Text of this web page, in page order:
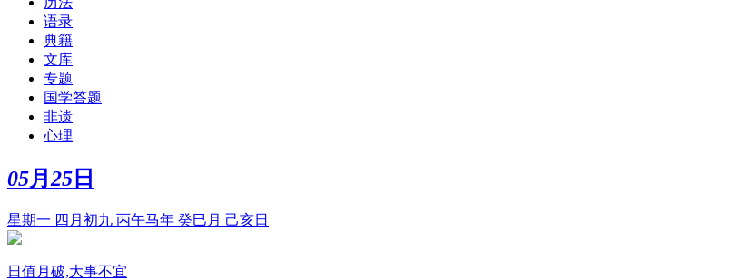
语录
典籍
文库
专题
国学答题
非遗
心理
05月 25 日
星期一 四月初九 丙午马年 癸巳月 己亥日
日值月破,大事不宜